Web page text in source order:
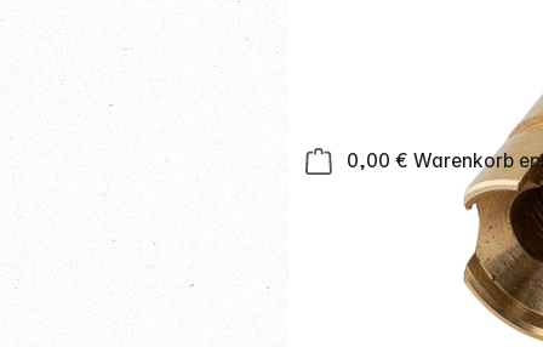
0,00 € Warenkorb